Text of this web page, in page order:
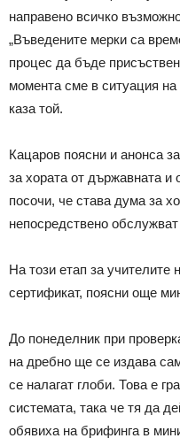
направено всичко
„Въведените мерки са
процес да бъде
момента сме в ситуация
каза той.
Кацаров поясни и анонса
за хората от държавната
посочи, че става дума за
непосредствено
На този етап за учителите
сертификат, поясни още
До понеделник при
на дребно ще се издава
се налагат глоби. Това е
системата, така че тя да
обявиха на брифинга в